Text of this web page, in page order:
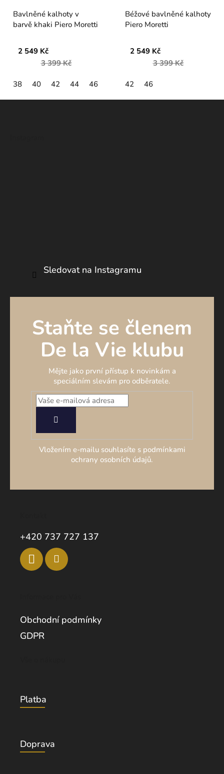
Bavlněné kalhoty v
barvě khaki Piero Moretti
2 549 Kč
3 399 Kč
38 40 42 44 46
Béžové bavlněné kalhoty
Piero Moretti
2 549 Kč
3 399 Kč
42 46
Sledovat na Instagramu
Staňte se členem
De la Vie klubu
Mějte jako první přístup k novinkám a
speciálním slevám pro odběratele.
SE
Vložením e-mailu souhlasíte s podmínkami
ochrany osobních údajů.
+420 737 727 137
Obchodní podmínky
GDPR
Platba
Doprava